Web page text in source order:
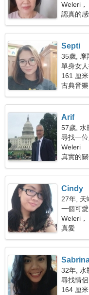
Weleri
認真的
Septi
35歲, 摩
單身女
161 厘
古典音
Arif
57歲, 水
尋找一
Weleri
真實的
Cindy
27年, 天
一個可
Weleri
真愛
32年, 水
尋找情
164 厘